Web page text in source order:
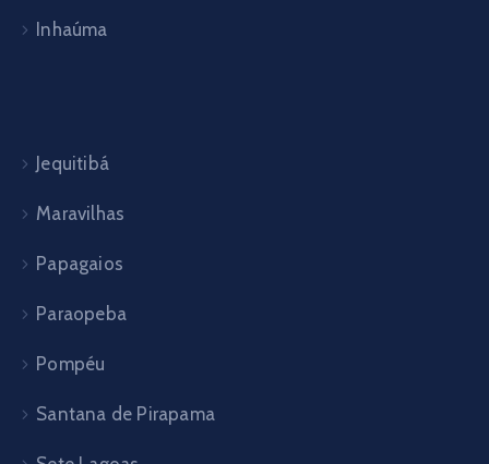
Inhaúma
Jequitibá
Maravilhas
Papagaios
Paraopeba
Pompéu
Santana de Pirapama